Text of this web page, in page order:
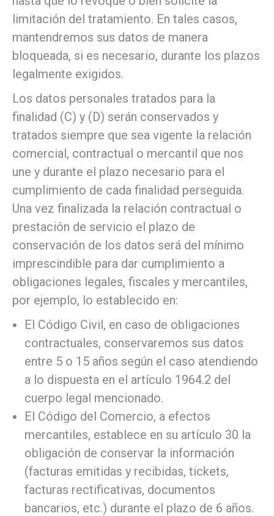
limitación del tratamiento. En tales casos,
mantendremos sus datos de manera
bloqueada, si es necesario, durante los plazos
legalmente exigidos.
Los datos personales tratados para la
finalidad (C) y (D) serán conservados y
tratados siempre que sea vigente la relación
comercial, contractual o mercantil que nos
une y durante el plazo necesario para el
cumplimiento de cada finalidad perseguida.
Una vez finalizada la relación contractual o
prestación de servicio el plazo de
conservación de los datos será del mínimo
imprescindible para dar cumplimiento a
obligaciones legales, fiscales y mercantiles,
por ejemplo, lo establecido en:
El Código Civil, en caso de obligaciones
contractuales, conservaremos sus datos
entre 5 o 15 años según el caso atendiendo
a lo dispuesta en el artículo 1964.2 del
cuerpo legal mencionado.
El Código del Comercio, a efectos
mercantiles, establece en su artículo 30 la
obligación de conservar la información
(facturas emitidas y recibidas, tickets,
facturas rectificativas, documentos
bancarios, etc.) durante el plazo de 6 años.